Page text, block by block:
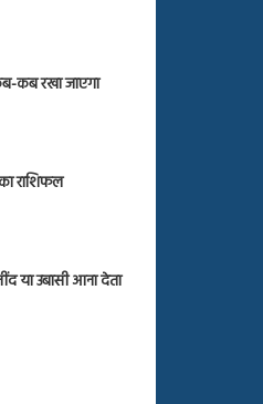
कब रखा जाएगा
राशिफल
या उबासी आना देता